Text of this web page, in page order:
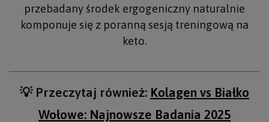
przebadany środek ergogeniczny naturalnie
komponuje się z poranną sesją treningową na
keto.
💡 Przeczytaj również: Kolagen vs Białko
Wołowe: Najnowsze Badania 2025